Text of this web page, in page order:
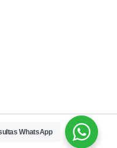
WhatsApp